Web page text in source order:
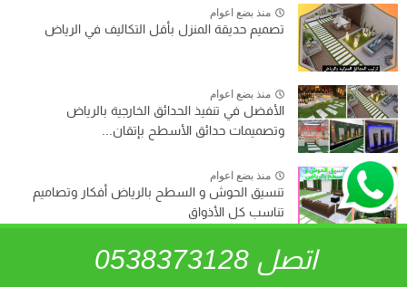
منذ بضع اعوام
تصميم حديقة المنزل بأقل التكاليف في الرياض
منذ بضع اعوام
الأفضل في تنفيذ الحدائق الخارجية بالرياض
وتصميمات حدائق الأسطح بإتقان...
منذ بضع اعوام
تنسيق الحوش و السطح بالرياض أفكار وتصاميم
تناسب كل الأذواق
منذ بضع اعوام
تحويل الحوش لحديقة بالرياض إلى مكان أنيق وجذاباتصل 0538373128